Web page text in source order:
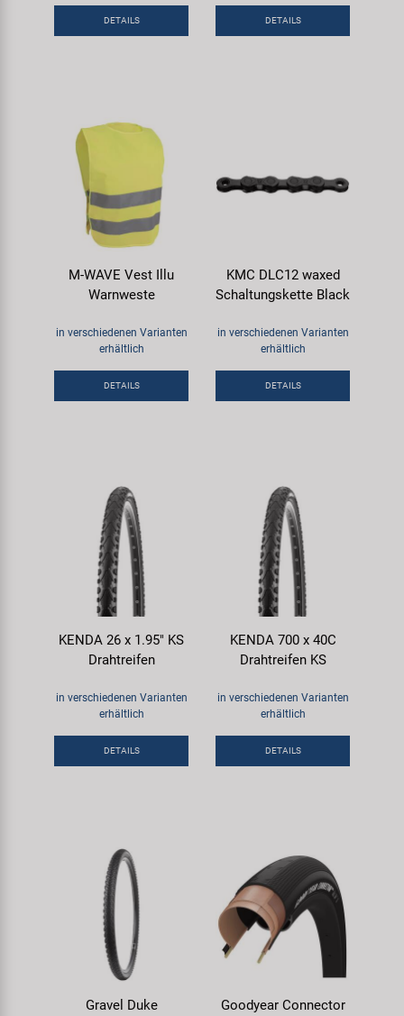
DETAILS DETAILS
M-WAVE Vest Illu
Warnweste
in verschiedenen Varianten
erhältlich
DETAILS
KMC DLC12 waxed
Schaltungskette Black
in verschiedenen Varianten
erhältlich
DETAILS
KENDA 26 x 1.95" KS
Drahtreifen
in verschiedenen Varianten
erhältlich
DETAILS
KENDA 700 x 40C
Drahtreifen KS
in verschiedenen Varianten
erhältlich
DETAILS
Gravel Duke
Goodyear Connector